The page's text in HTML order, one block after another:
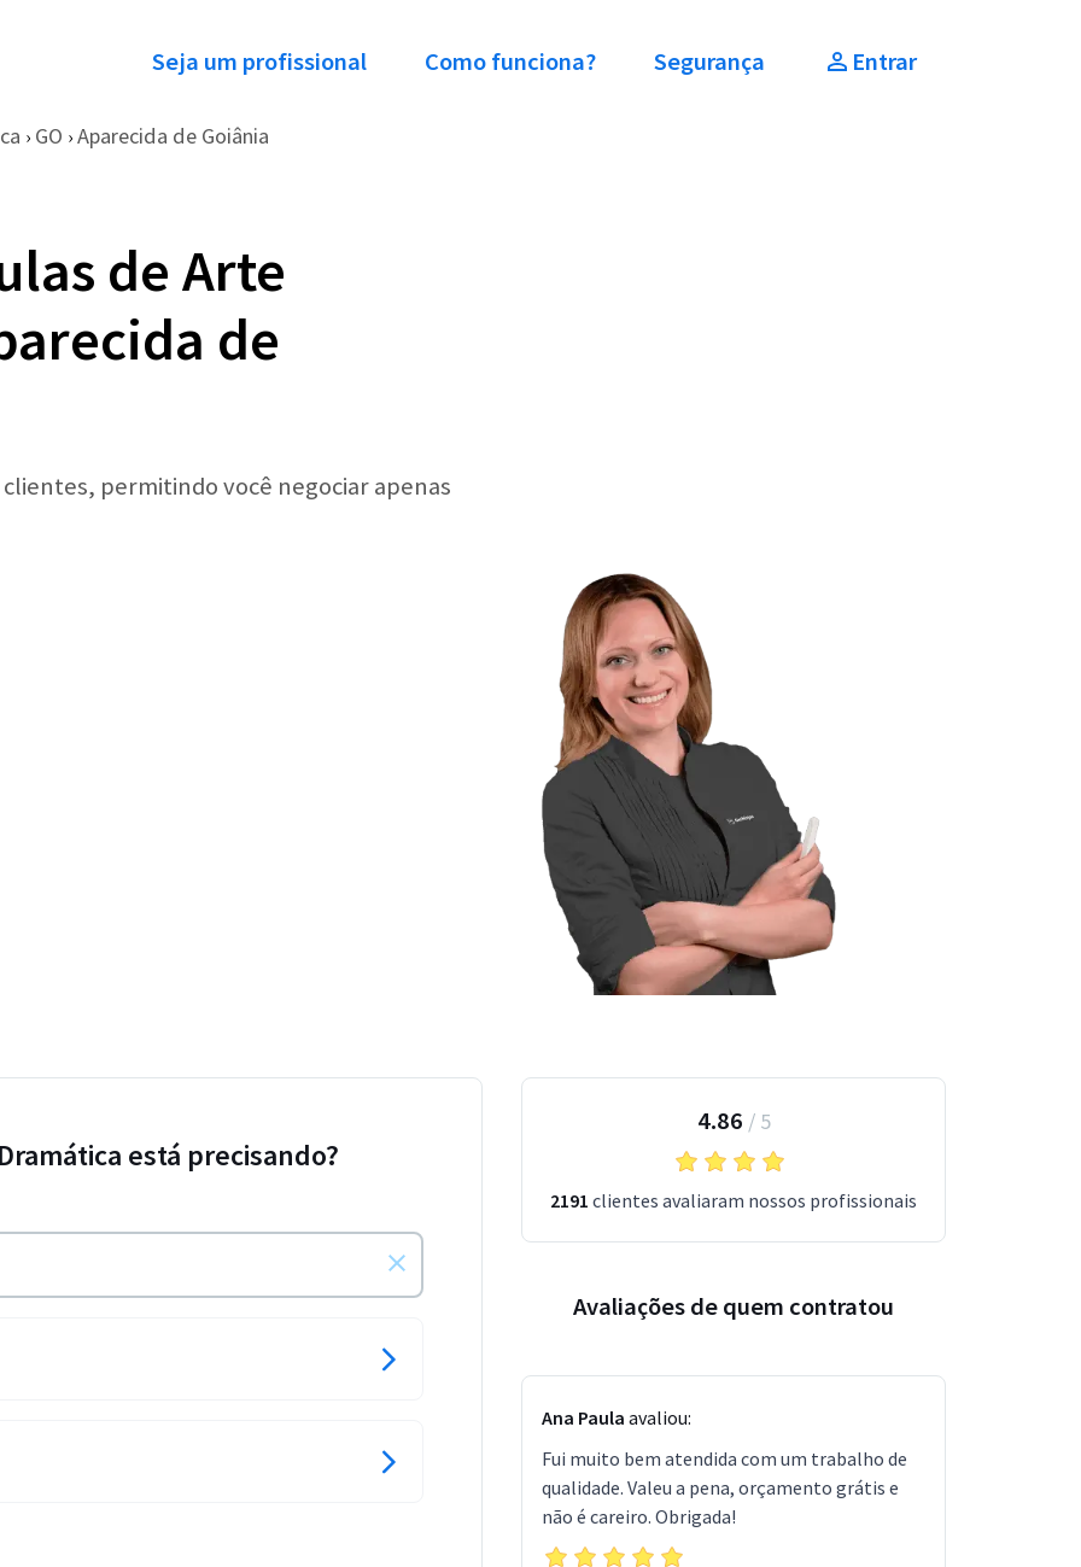
Seja um profissional Como funciona? Segurança Entrar
› GO › Aparecida de Goiânia
de Arte
de
permitindo você negociar apenas
está precisando?
4.86 / 5
2191 clientes avaliaram nossos profissionais
Avaliações de quem contratou
Ana Paula avaliou:
Fui muito bem atendida com um trabalho de
qualidade. Valeu a pena, orçamento grátis e
não é careiro. Obrigada!